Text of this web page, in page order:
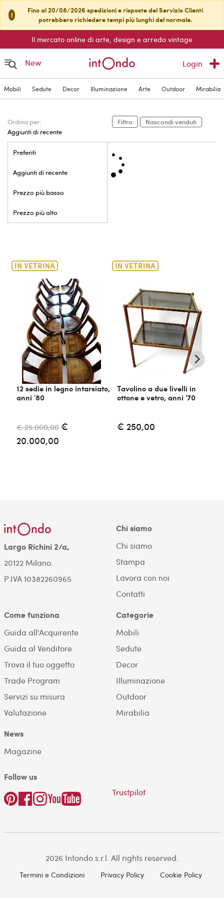
!
Fino al 20/08/2026 spedizioni e risposte del Servizio Clienti
potrebbero richiedere tempi più lunghi del normale.
Il mercato online di arte, design e arredo vintage
New Login
Mobili Sedute Decor Illuminazione Arte Outdoor Mirabilia
Ordina per:
Aggiunti di recente
Preferiti
Aggiunti di recente
Prezzo più basso
Prezzo più alto
Filtro Nascondi venduti
In vetrina
IN VETRINA
12 sedie in legno intarsiato,
anni '80
€ 25.000,00 €
20.000,00
IN VETRINA
Tavolino a due livelli in
ottone e vetro, anni '70
€ 250,00
Largo Richini 2/a,
20122 Milano.
P.IVA 10382260965
Chi siamo
Chi siamo
Stampa
Lavora con noi
Contatti
Come funziona
Guida all'Acquirente
Guida al Venditore
Trova il tuo oggetto
Trade Program
Servizi su misura
Valutazione
Categorie
Mobili
Sedute
Decor
Illuminazione
Outdoor
Mirabilia
News
Magazine
Follow us
Trustpilot
2026 Intondo s.r.l. All rights reserved.
Termini e Condizioni Privacy Policy Cookie Policy